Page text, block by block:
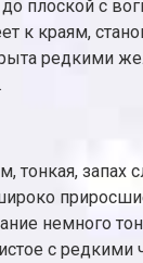
до плоской с
к краям,
редкими
тонкая,
с